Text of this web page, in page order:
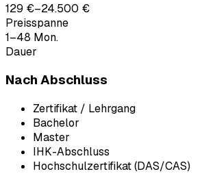
129 €–24.500 €
Preisspanne
1–48 Mon.
Dauer
Nach Abschluss
Zertifikat / Lehrgang
Bachelor
Master
IHK-Abschluss
Hochschulzertifikat (DAS/CAS)